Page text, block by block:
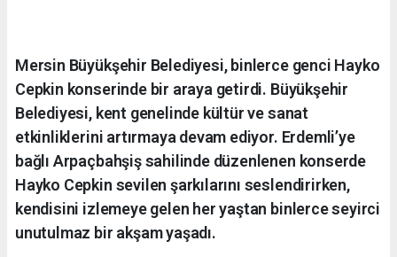
Mersin Büyükşehir Belediyesi, binlerce genci Hayko
Cepkin konserinde bir araya getirdi. Büyükşehir
Belediyesi, kent genelinde kültür ve sanat
etkinliklerini artırmaya devam ediyor. Erdemli’ye
bağlı Arpaçbahşiş sahilinde düzenlenen konserde
Hayko Cepkin sevilen şarkılarını seslendirirken,
kendisini izlemeye gelen her yaştan binlerce seyirci
unutulmaz bir akşam yaşadı.